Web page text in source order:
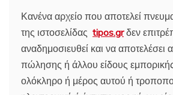
Κανένα αρχείο που αποτελεί
της ιστοσελίδας tipos.grδεν
αναδημοσιευθεί και να αποτελέσει
πώλησης ή άλλου είδους
ολόκληρο ή μέρος αυτού ή